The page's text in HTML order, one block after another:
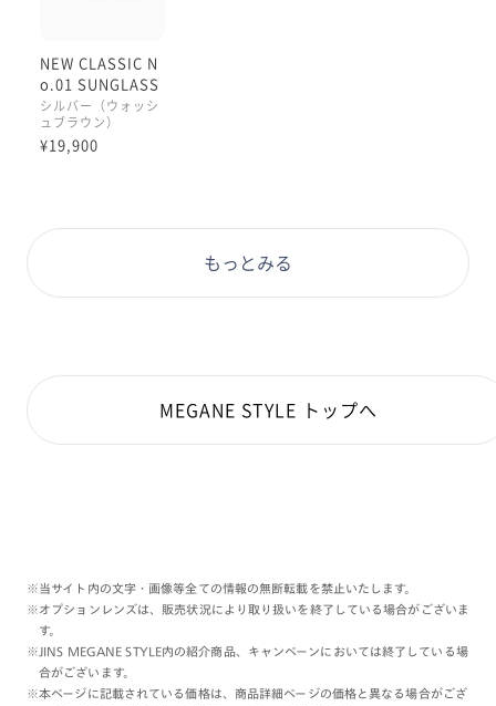
レンズの丸の大きさは
中くらい程度
とてもオシャレ😍です！！
NEW CLASSIC N
o.01 SUNGLASS
ES
シルバー（ウォッシ
ュブラウン）
¥19,900
もっとみる
MEGANE STYLE トップへ
※当サイト内の文字・画像等全ての情報の無断転載を禁止いたします。
※オプションレンズは、販売状況により取り扱いを終了している場合がございま
す。
※JINS MEGANE STYLE内の紹介商品、キャンペーンにおいては終了している場
合がございます。
※本ページに記載されている価格は、商品詳細ページの価格と異なる場合がござ